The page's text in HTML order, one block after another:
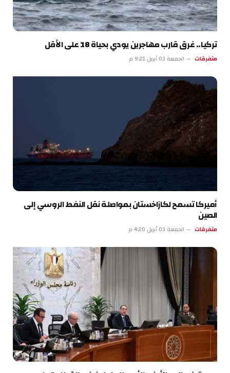
تركيا.. غرق قارب مهاجرين يودي بحياة 18 على الأقل
متفرقات الجمعة 03 أبريل 9:21 م
أميركا تسمح لكازاخستان بمواصلة نقل النفط الروسي إلى
الصين
متفرقات الجمعة 03 أبريل 4:20 م